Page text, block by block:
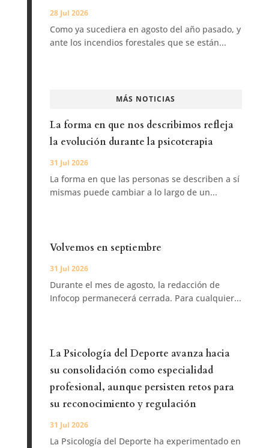
28 Jul 2026
Como ya sucediera en agosto del año pasado, y
ante los incendios forestales que se están...
MÁS NOTICIAS
La forma en que nos describimos refleja
la evolución durante la psicoterapia
31 Jul 2026
La forma en que las personas se describen a sí
mismas puede cambiar a lo largo de un...
Volvemos en septiembre
31 Jul 2026
Durante el mes de agosto, la redacción de
Infocop permanecerá cerrada. Para cualquier...
La Psicología del Deporte avanza hacia
su consolidación como especialidad
profesional, aunque persisten retos para
su reconocimiento y regulación
31 Jul 2026
La Psicología del Deporte ha experimentado en